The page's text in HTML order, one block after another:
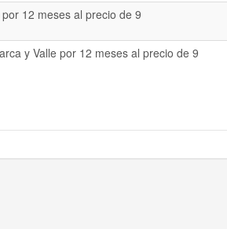
12 meses al precio de 9
y Valle por 12 meses al precio de 9